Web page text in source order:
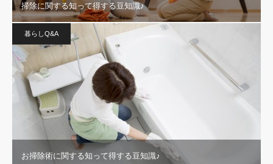
掃除に関する知って得する豆知識♪
暮らしQ&A
お掃除術に関する知って得する豆知識♪